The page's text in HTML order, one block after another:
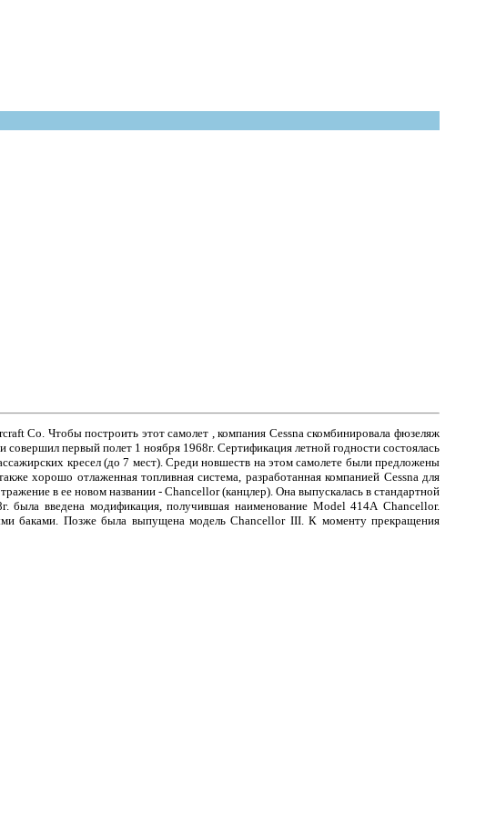
Co. Чтобы построить этот самолет , компания Cessna скомбинировала фюзеляж
первый полет 1 ноября 1968г. Сертификация летной годности состоялась
кресел (до 7 мест). Среди новшеств на этом самолете были предложены
хорошо отлаженная топливная система, разработанная компанией Cessna для
в ее новом названии - Chancellor (канцлер). Она выпускалась в стандартной
введена модификация, получившая наименование Model 414А Chancellor.
баками. Позже была выпущена модель Chancellor III. К моменту прекращения